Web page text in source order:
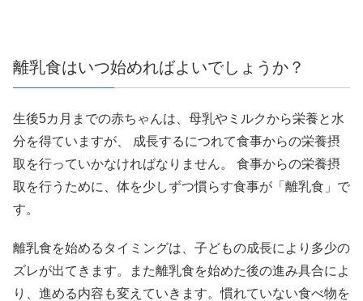
離乳食はいつ始めればよいでしょうか？
生後5カ月までの赤ちゃんは、母乳やミルクから栄養と水
分を得ていますが、 成長するにつれて食事からの栄養摂
取を行っていかなければなりません。 食事からの栄養摂
取を行うために、体を少しずつ慣らす食事が「離乳食」で
す。
離乳食を始めるタイミングは、子どもの成長により多少の
ズレが出てきます。また離乳食を始めた後の進み具合によ
り、進める内容も変えていきます。慣れていない食べ物を